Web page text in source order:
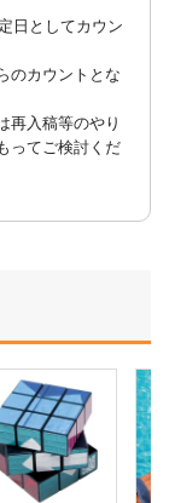
日としてカウン
のカウントとな
再入稿等のやり
ってご検討くだ